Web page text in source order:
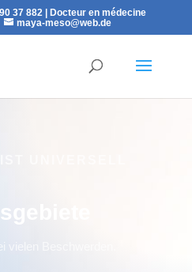
37 882 | Docteur en médecine
maya-meso@web.de
UNIVERSELL
vielen Beschwerden.